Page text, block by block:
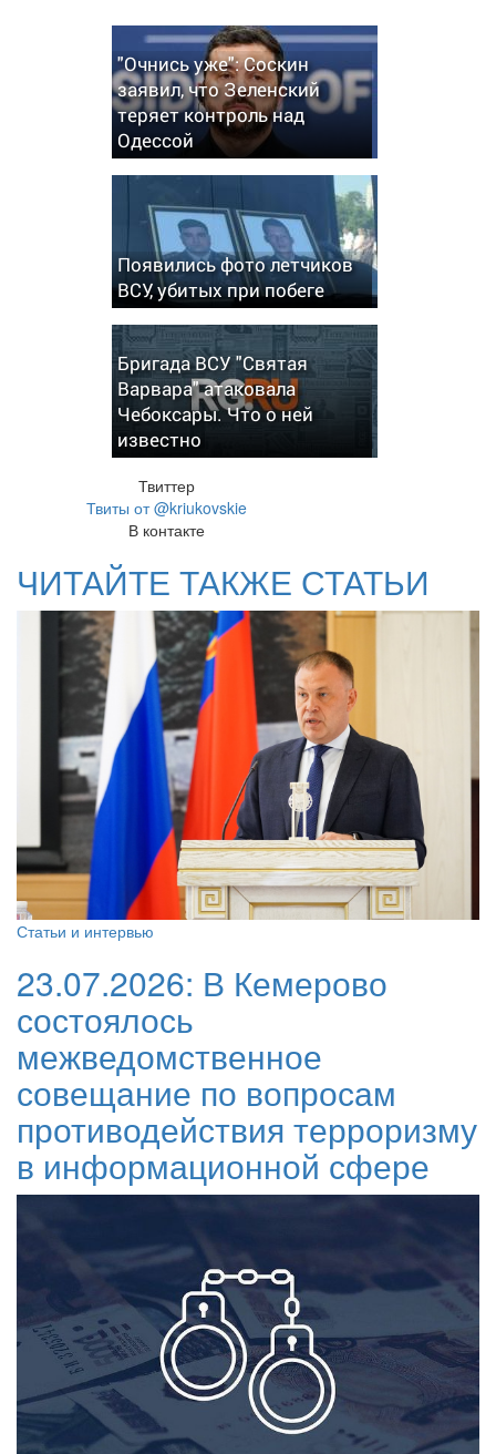
"Очнись уже": Соскин
заявил, что Зеленский
теряет контроль над
Одессой
Появились фото летчиков
ВСУ, убитых при побеге
Бригада ВСУ "Святая
Варвара" атаковала
Чебоксары. Что о ней
известно
Твиттер
Твиты от @kriukovskie
В контакте
ЧИТАЙТЕ ТАКЖЕ СТАТЬИ
Статьи и интервью
23.07.2026: В Кемерово
состоялось
межведомственное
совещание по вопросам
противодействия терроризму
в информационной сфере